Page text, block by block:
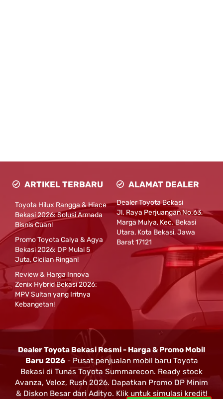
ARTIKEL TERBARU
Toyota Hilux Rangga & Hiace
Bekasi 2026: Solusi Armada
Bisnis Cuan!
Promo Toyota Calya & Agya
Bekasi 2026: DP Mulai 5
Juta, Cicilan Ringan!
Review & Harga Innova
Zenix Hybrid Bekasi 2026:
MPV Sultan yang Iritnya
Kebangetan!
ALAMAT DEALER
Dealer Toyota Bekasi
Jl. Raya Perjuangan No.63,
Marga Mulya, Kec. Bekasi
Utara, Kota Bekasi, Jawa
Barat 17121
Dealer Toyota Bekasi Resmi - Harga & Promo Mobil
Baru 2026- Pusat penjualan mobil baru Toyota
Bekasi di Tunas Toyota Summarecon. Ready stock
Avanza, Veloz, Rush 2026. Dapatkan Promo DP Minim
& Diskon Besar dari Adityo. Klik untuk simulasi kredit!